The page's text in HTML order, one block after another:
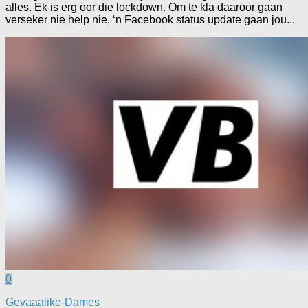
alles. Ek is erg oor die lockdown. Om te kla daaroor gaan
verseker nie help nie. ‘n Facebook status update gaan jou...
0
Gevaaalike-Dames